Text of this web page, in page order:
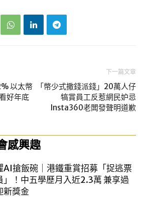
以太幣
好年底
下一篇文章
「幣少式撒錢派錢」20萬人仔
犒賞員工反惹網民妒忌
Insta360老闆發聲明道歉
感興趣
AI搶飯碗｜港鐵重賞招募「捉逃票
」！中五學歷月入近2.3萬 兼享過
新獎金